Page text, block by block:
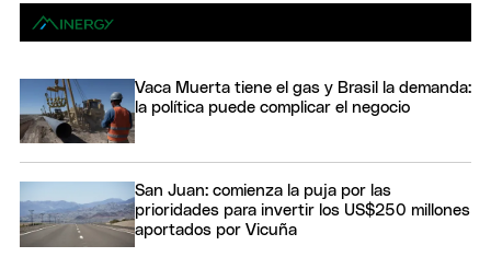
Vaca Muerta tiene el gas y Brasil la demanda:
la política puede complicar el negocio
San Juan: comienza la puja por las
prioridades para invertir los US$250 millones
aportados por Vicuña